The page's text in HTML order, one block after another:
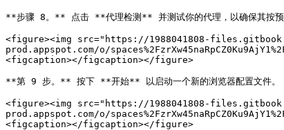
**步骤 8。** 点击 **代理检测** 并测试你的代理，以确保其按预
<figure><img src="https://1988041808-
prod.appspot.com/o/
<figcaption></figcaption></figure>
**第 9 步。** 按下 **开始** 以启动一个新的浏览器配置文件。
<figure><img src="https://1988041808-
prod.appspot.com/o/
<figcaption></figcaption></figure>